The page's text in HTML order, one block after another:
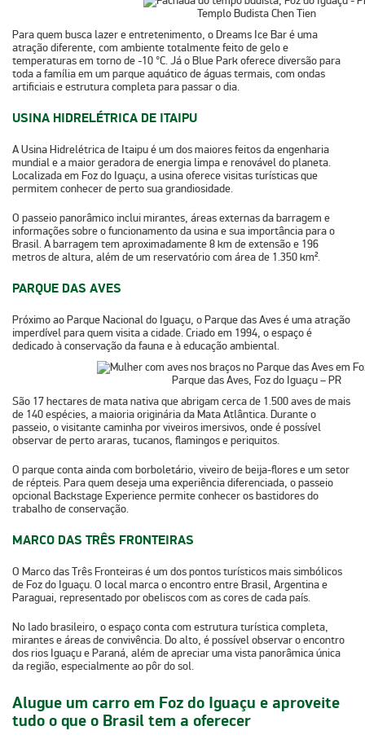
Templo Budista Chen Tien
Para quem busca lazer e entretenimento, o Dreams Ice Bar é uma
atração diferente, com ambiente totalmente feito de gelo e
temperaturas em torno de -10 °C. Já o Blue Park oferece diversão para
toda a família em um parque aquático de águas termais, com ondas
artificiais e estrutura completa para passar o dia.
USINA HIDRELÉTRICA DE ITAIPU
A Usina Hidrelétrica de Itaipu é um dos maiores feitos da engenharia
mundial e a maior geradora de energia limpa e renovável do planeta.
Localizada em Foz do Iguaçu, a usina oferece visitas turísticas que
permitem conhecer de perto sua grandiosidade.
O passeio panorâmico inclui mirantes, áreas externas da barragem e
informações sobre o funcionamento da usina e sua importância para o
Brasil. A barragem tem aproximadamente 8 km de extensão e 196
metros de altura, além de um reservatório com área de 1.350 km².
PARQUE DAS AVES
Próximo ao Parque Nacional do Iguaçu, o Parque das Aves é uma atração
imperdível para quem visita a cidade. Criado em 1994, o espaço é
dedicado à conservação da fauna e à educação ambiental.
Parque das Aves, Foz do Iguaçu – PR
São 17 hectares de mata nativa que abrigam cerca de 1.500 aves de mais
de 140 espécies, a maioria originária da Mata Atlântica. Durante o
passeio, o visitante caminha por viveiros imersivos, onde é possível
observar de perto araras, tucanos, flamingos e periquitos.
O parque conta ainda com borboletário, viveiro de beija-flores e um setor
de répteis. Para quem deseja uma experiência diferenciada, o passeio
opcional Backstage Experience permite conhecer os bastidores do
trabalho de conservação.
MARCO DAS TRÊS FRONTEIRAS
O Marco das Três Fronteiras é um dos pontos turísticos mais simbólicos
de Foz do Iguaçu. O local marca o encontro entre Brasil, Argentina e
Paraguai, representado por obeliscos com as cores de cada país.
No lado brasileiro, o espaço conta com estrutura turística completa,
mirantes e áreas de convivência. Do alto, é possível observar o encontro
dos rios Iguaçu e Paraná, além de apreciar uma vista panorâmica única
da região, especialmente ao pôr do sol.
Alugue um carro em Foz do Iguaçu e aproveite
tudo o que o Brasil tem a oferecer